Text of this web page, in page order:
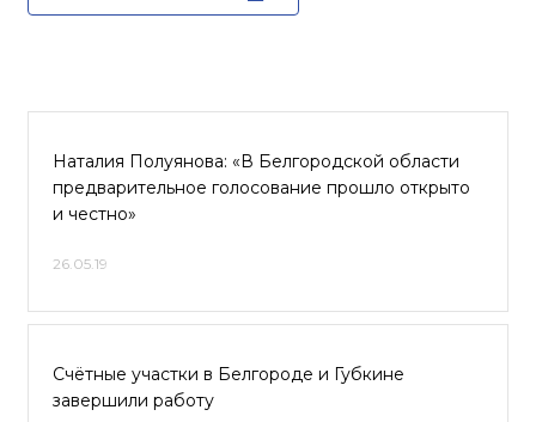
Наталия Полуянова: «В Белгородской области
предварительное голосование прошло открыто
и честно»
26.05.19
Счётные участки в Белгороде и Губкине
завершили работу